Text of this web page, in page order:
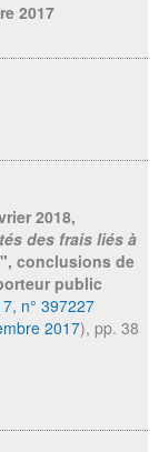
2017
2018,
des frais liés à
", conclusions de
public
n° 397227
2017), pp. 38